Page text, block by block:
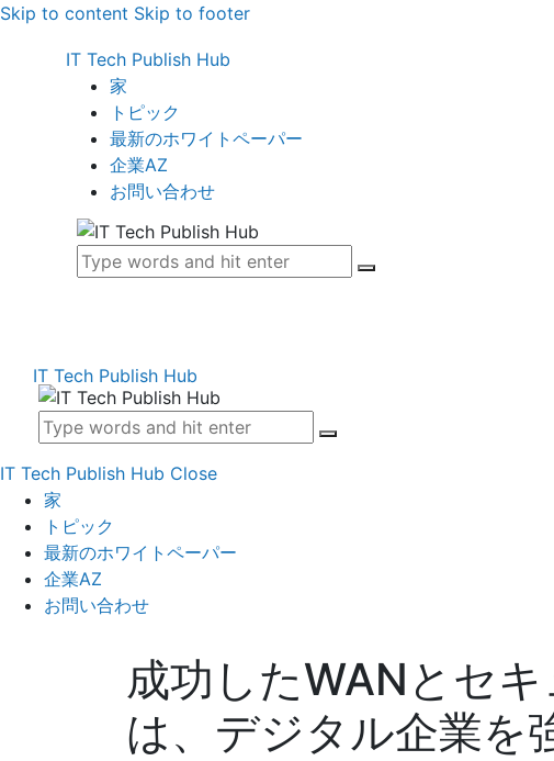
Skip to content Skip to footer
IT Tech Publish Hub
家
トピック
最新のホワイトペーパー
企業AZ
お問い合わせ
IT Tech Publish Hub
IT Tech Publish Hub Close
家
トピック
最新のホワイトペーパー
企業AZ
お問い合わせ
成功したWANとセ
は、デジタル企業を